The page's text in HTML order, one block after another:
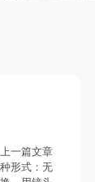
一篇文章
形式：无